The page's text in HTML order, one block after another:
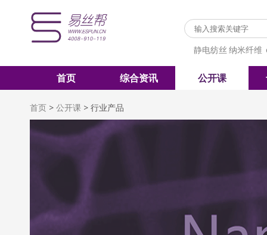
静电纺丝 纳米纤维
首页 综合资讯 公开课
首页 > 公开课 > 行业产品